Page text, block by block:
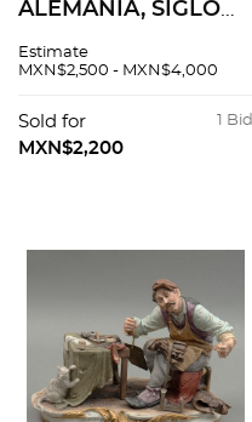
ALEMANIA, SIGLO
porcelana
Voigt Bros. Detalles
en relieve y esmalte
Estimate
MXN$2,500 - MXN$4,000
1 Bid
Sold for
MXN$2,200